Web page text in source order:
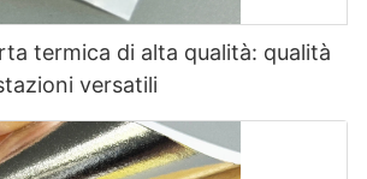
termica di alta qualità: qualità
versatili